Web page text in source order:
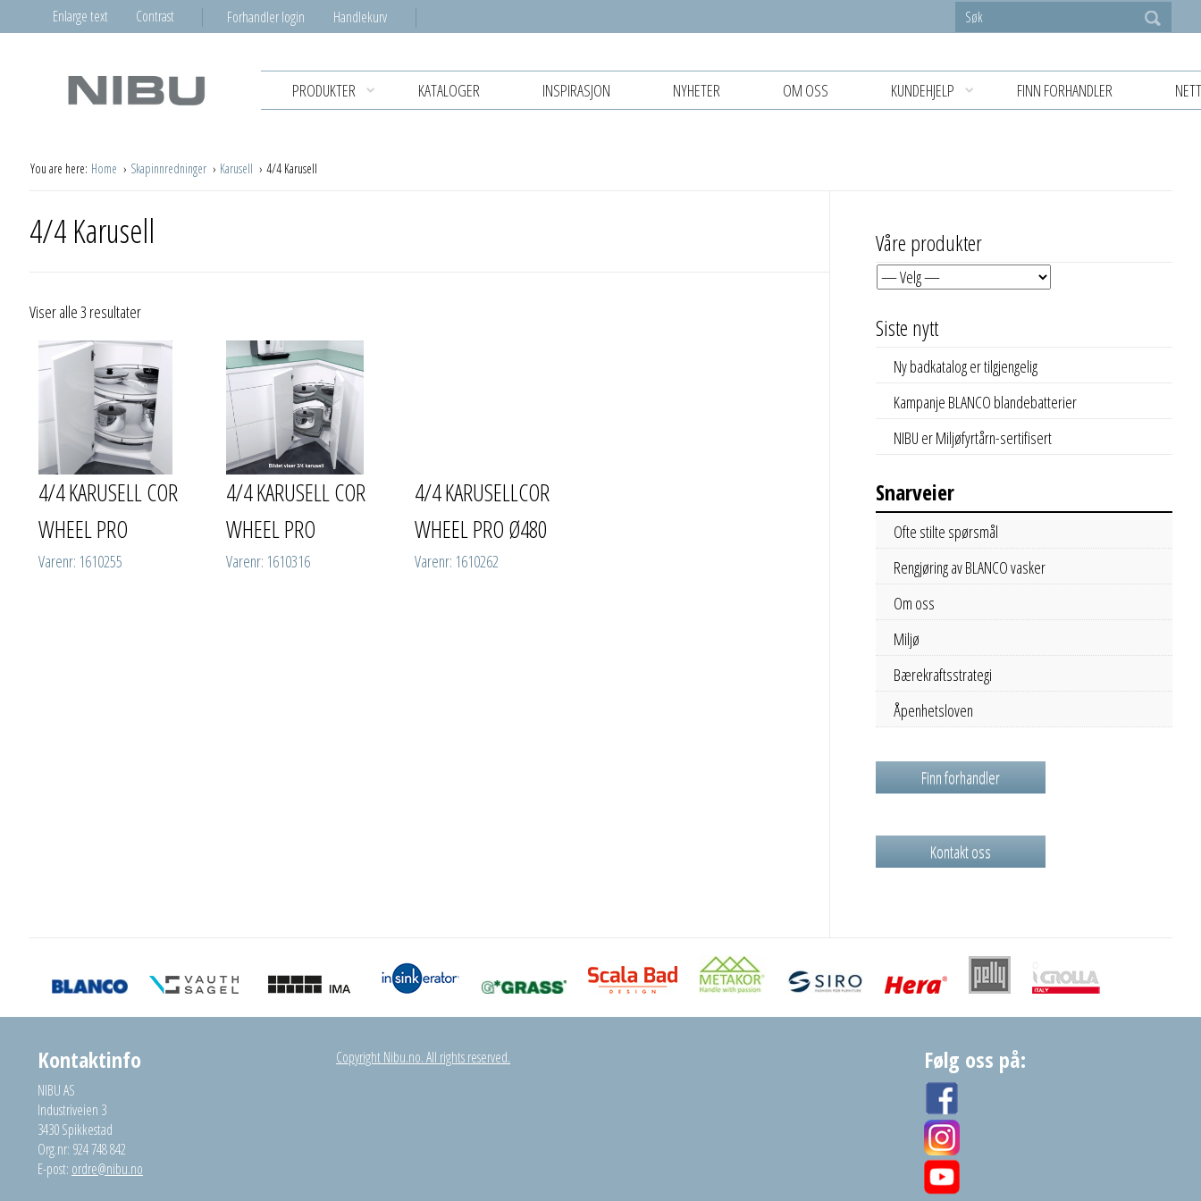
Enlarge text Contrast Forhandler login Handlekurv
PRODUKTER KATALOGER INSPIRASJON NYHETER OM OSS KUNDEHJELP FINN FORHANDLER
You are here: Home Skapinnredninger Karusell 4/4 Karusell
4/4 Karusell
Viser alle 3 resultater
4/4 KARUSELL COR
WHEEL PRO
Varenr: 1610255
4/4 KARUSELL COR
WHEEL PRO
Varenr: 1610316
4/4 KARUSELLCOR
WHEEL PRO Ø480
Varenr: 1610262
Våre produkter
Siste nytt
Ny badkatalog er tilgjengelig
Kampanje BLANCO blandebatterier
NIBU er Miljøfyrtårn-sertifisert
Snarveier
Ofte stilte spørsmål
Rengjøring av BLANCO vasker
Om oss
Miljø
Bærekraftsstrategi
Åpenhetsloven
Finn forhandler
Kontakt oss
Kontaktinfo
NIBU AS
Industriveien 3
3430 Spikkestad
Org.nr: 924 748 842
E-post: ordre@nibu.no
Copyright Nibu.no. All rights reserved. Følg oss på: